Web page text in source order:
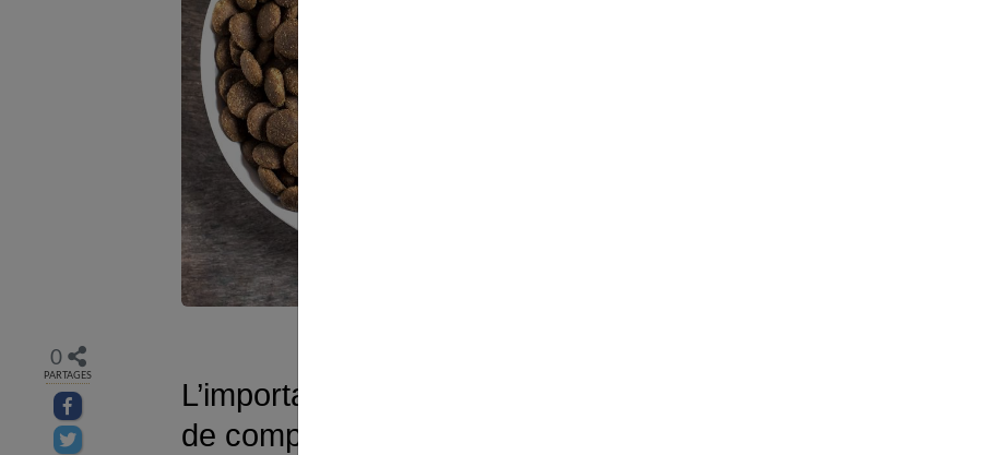
0
PARTAGES
Partager sur facebook
Partager sur Twitter
L’importance d’une alimentation saine pour votre animal
de compagnie